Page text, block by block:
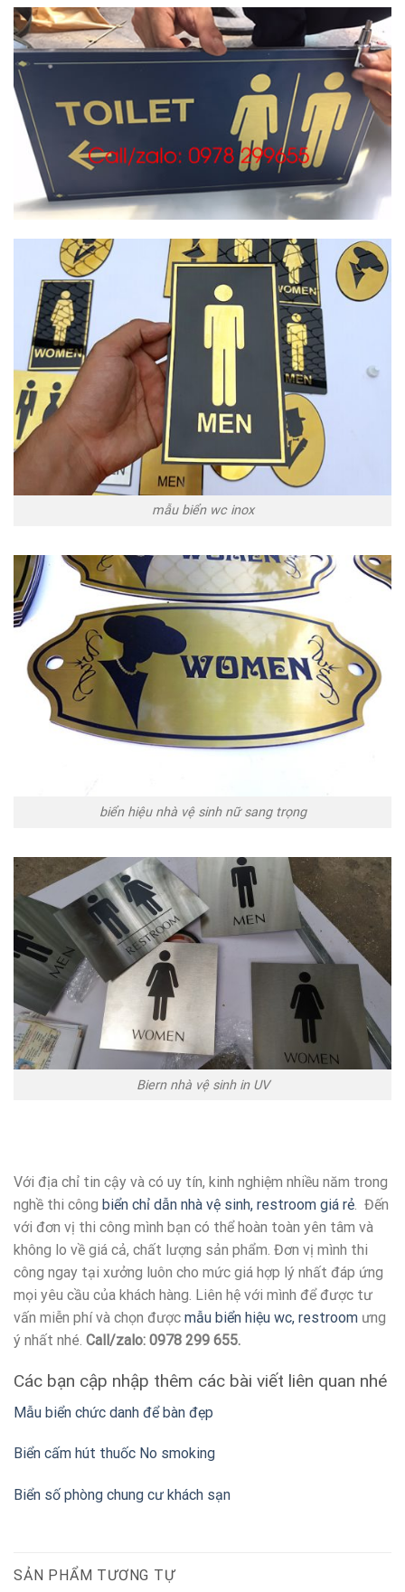
mẫu biển wc inox
biển hiệu nhà vệ sinh nữ sang trọng
Biern nhà vệ sinh in UV
Với địa chỉ tin cậy và có uy tín, kinh nghiệm nhiều năm trong
nghề thi công biển chỉ dẫn nhà vệ sinh, restroom giá rẻ. Đến
với đơn vị thi công mình bạn có thể hoàn toàn yên tâm và
không lo về giá cả, chất lượng sản phẩm. Đơn vị mình thi
công ngay tại xưởng luôn cho mức giá hợp lý nhất đáp ứng
mọi yêu cầu của khách hàng. Liên hệ với mình để được tư
vấn miễn phí và chọn được mẫu biển hiệu wc, restroom ưng
ý nhất nhé. Call/zalo: 0978 299 655.
Các bạn cập nhập thêm các bài viết liên quan nhé
Mẫu biển chức danh để bàn đẹp
Biển cấm hút thuốc No smoking
Biển số phòng chung cư khách sạn
SẢN PHẨM TƯƠNG TỰ